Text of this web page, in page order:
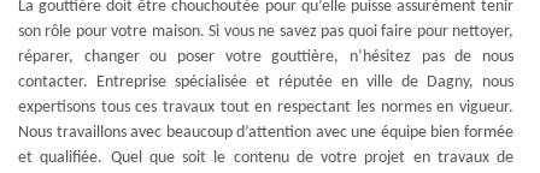
La gouttière doit être chouchoutée pour qu’elle puisse assurément tenir
son rôle pour votre maison. Si vous ne savez pas quoi faire pour nettoyer,
réparer, changer ou poser votre gouttière, n’hésitez pas de nous
contacter. Entreprise spécialisée et réputée en ville de Dagny, nous
expertisons tous ces travaux tout en respectant les normes en vigueur.
Nous travaillons avec beaucoup d’attention avec une équipe bien formée
et qualifiée. Quel que soit le contenu de votre projet en travaux de